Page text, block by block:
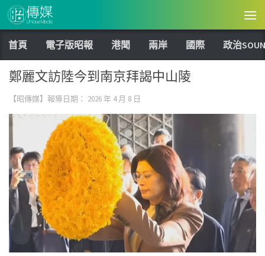
Skip to content
首頁 電子版昭報 港聞 兩岸 國際 政治
鄭麗文訪陸今到南京拜謁中山陵
【昭傳媒】報導日期： 2026 年 4 月 8 日